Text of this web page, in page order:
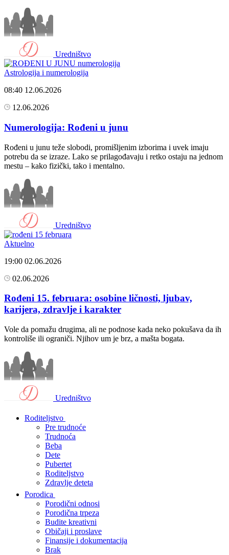
Uredništvo
Astrologija i numerologija
08:40 12.06.2026
12.06.2026
Numerologija: Rođeni u junu
Rođeni u junu teže slobodi, promišljenim izborima i uvek imaju
potrebu da se izraze. Lako se prilagođavaju i retko ostaju na jednom
mestu – kako fizički, tako i mentalno.
Uredništvo
Aktuelno
19:00 02.06.2026
02.06.2026
Rođeni 15. februara: osobine ličnosti, ljubav,
karijera, zdravlje i karakter
Vole da pomažu drugima, ali ne podnose kada neko pokušava da ih
kontroliše ili ograniči. Njihov um je brz, a mašta bogata.
Uredništvo
Roditeljstvo
Pre trudnoće
Trudnoća
Beba
Dete
Pubertet
Roditeljstvo
Zdravlje deteta
Porodica
Porodični odnosi
Porodična trpeza
Budite kreativni
Običaji i proslave
Finansije i dokumentacija
Brak